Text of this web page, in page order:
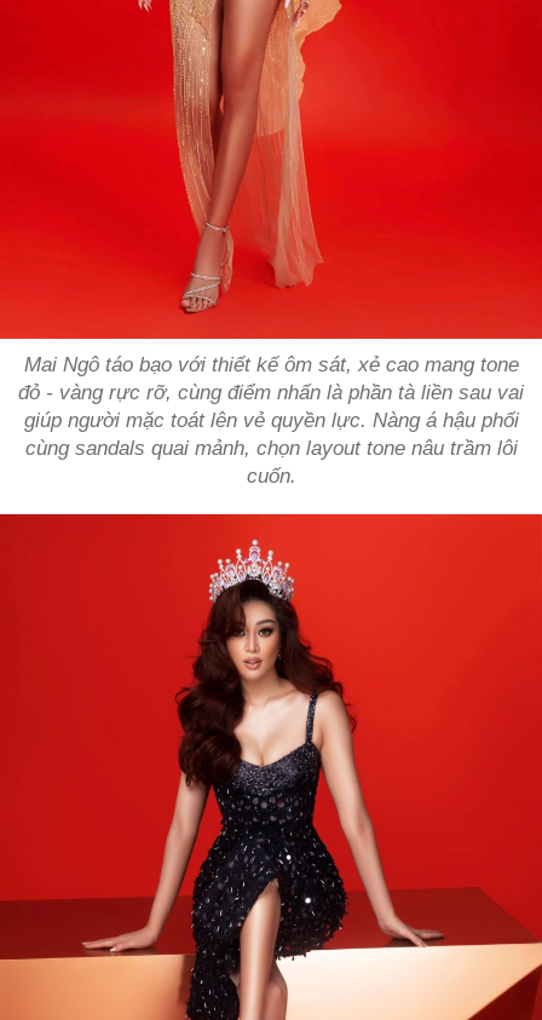
Mai Ngô táo bạo với thiết kế ôm sát, xẻ cao mang tone
đỏ - vàng rực rỡ, cùng điểm nhấn là phần tà liền sau vai
giúp người mặc toát lên vẻ quyền lực. Nàng á hậu phối
cùng sandals quai mảnh, chọn layout tone nâu trầm lôi
cuốn.